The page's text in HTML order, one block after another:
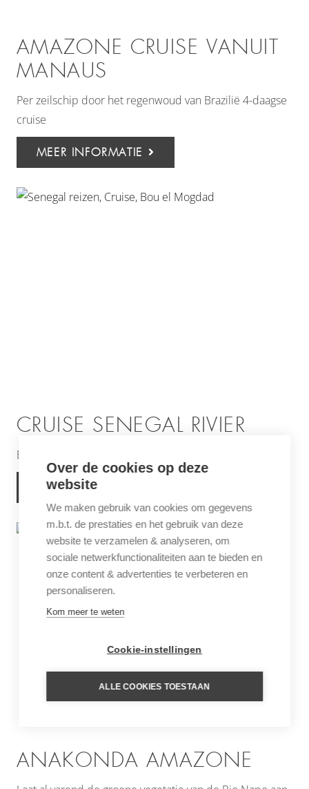
AMAZONE CRUISE VANUIT
MANAUS
Per zeilschip door het regenwoud van Brazilië 4-daagse
cruise
MEER INFORMATIE
CRUISE SENEGAL RIVIER
Een meerdaagse boottocht over de Senegal rivier
MEER INFORMATIE
ANAKONDA AMAZONE
Over de cookies op deze
website
We maken gebruik van cookies om gegevens
m.b.t. de prestaties en het gebruik van deze
website te verzamelen & analyseren, om
sociale netwerkfunctionaliteiten aan te bieden en
onze content & advertenties te verbeteren en
personaliseren.
Kom meer te weten
Cookie-instellingen
ALLE COOKIES TOESTAAN